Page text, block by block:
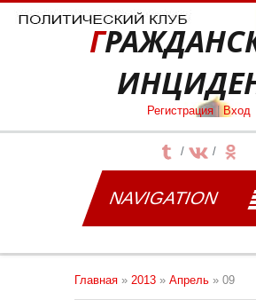
ГРАЖДАНСКИЙ
Регистрация Вход
NAVIGATION
Главная » 2013 » Апрель » 09